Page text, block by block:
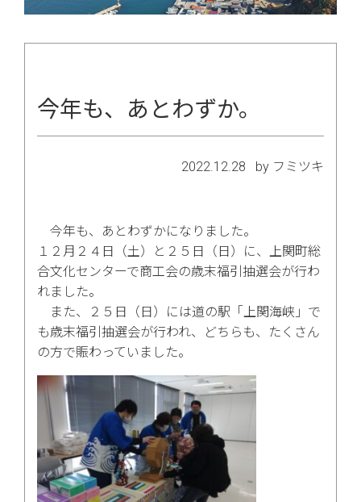
今年も、あとわずか。
2022.12.28 by フミツキ
今年も、あとわずかになりました。
１２月２４日（土）と２５日（日）に、上関町総
合文化センターで商工会の歳末福引抽選会が行わ
れました。
また、２５日（日）には道の駅「上関海峡」で
も歳末福引抽選会が行われ、どちらも、たくさん
の方で賑わっていました。